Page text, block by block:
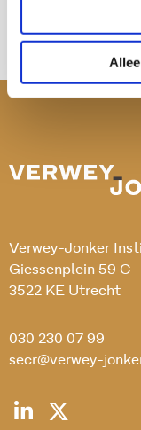
Verwey-Jonker
Giessenplein 59 C
3522 KE Utrecht
030 230 07 99
secr@verwey-